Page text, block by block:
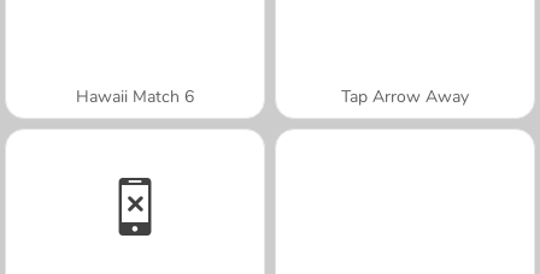
Hawaii Match 6 Tap Arrow Away